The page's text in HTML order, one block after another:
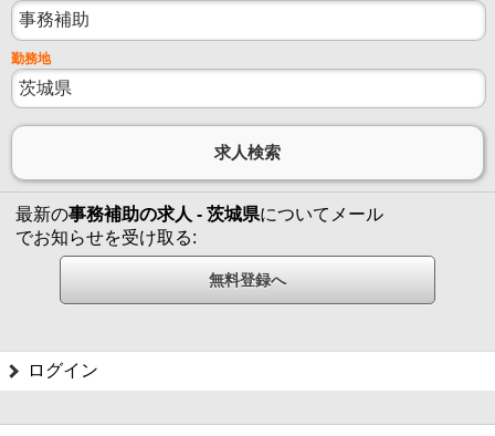
勤務地
最新の事務補助の求人 - 茨城県についてメール
でお知らせを受け取る:
ログイン